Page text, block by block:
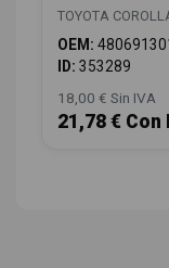
TOYOTA
OEM:
ID: 353289
18,00 € Sin IVA
21,78 € Con